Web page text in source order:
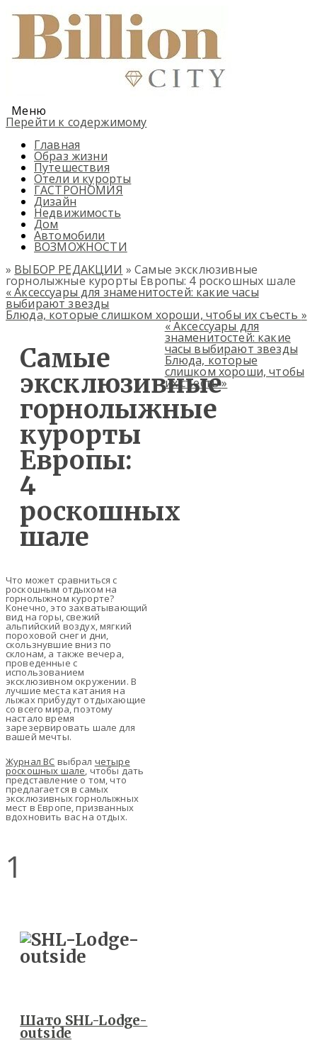
Меню
Перейти к содержимому
Главная
Образ жизни
Путешествия
Отели и курорты
ГАСТРОНОМИЯ
Дизайн
Недвижимость
Дом
Автомобили
ВОЗМОЖНОСТИ
» ВЫБОР РЕДАКЦИИ » Самые эксклюзивные
горнолыжные курорты Европы: 4 роскошных шале
«Аксессуары для знаменитостей: какие часы
выбирают звезды
Блюда, которые слишком хороши, чтобы их съесть »
Самые
эксклюзивные
горнолыжные
курорты
Европы:
4
роскошных
шале
Что может сравниться с
роскошным отдыхом на
горнолыжном курорте?
Конечно, это захватывающий
вид на горы, свежий
альпийский воздух, мягкий
пороховой снег и дни,
скользнувшие вниз по
склонам, а также вечера,
проведенные с
использованием
эксклюзивном окружении. В
лучшие места катания на
лыжах прибудут отдыхающие
со всего мира, поэтому
настало время
зарезервировать шале для
вашей мечты.
Журнал BC выбрал четыре
роскошных шале, чтобы дать
представление о том, что
предлагается в самых
эксклюзивных горнолыжных
мест в Европе, призванных
вдохновить вас на отдых.
1
Шато SHL-Lodge-
outside
«Аксессуары для
знаменитостей: какие
часы выбирают звезды
Блюда, которые
слишком хороши, чтобы
их съесть»